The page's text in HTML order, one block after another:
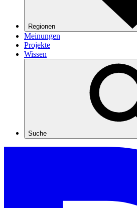
Regionen
Meinungen
Projekte
Wissen
Suche